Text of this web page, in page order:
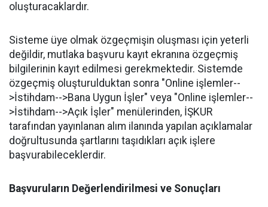
oluşturacaklardır.
Sisteme üye olmak özgeçmişin oluşması için yeterli
değildir, mutlaka başvuru kayıt ekranına özgeçmiş
bilgilerinin kayıt edilmesi gerekmektedir. Sistemde
özgeçmiş oluşturulduktan sonra "Online işlemler--
>İstihdam-->Bana Uygun İşler" veya "Online işlemler--
>İstihdam-->Açık İşler" menülerinden, İŞKUR
tarafından yayınlanan alım ilanında yapılan açıklamalar
doğrultusunda şartlarını taşıdıkları açık işlere
başvurabileceklerdir.
Başvuruların Değerlendirilmesi ve Sonuçları